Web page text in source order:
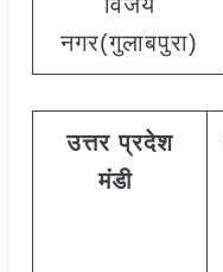
नगर(गुलाबपुरा)
उत्तर प्रदेश
मंडी